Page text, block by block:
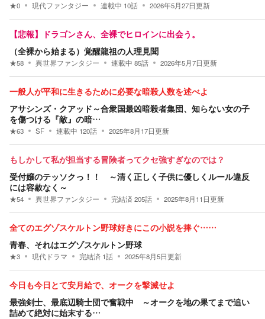
★0 現代ファンタジー 連載中 10話 2026年5月27日更新
【悲報】ドラゴンさん、全裸でヒロインに出会う。
（全裸から始まる）覚醒龍祖の人理見聞
★58 異世界ファンタジー 連載中 85話 2026年5月7日更新
一般人が平和に生きるために必要な暗殺人数を述べよ
アサシンズ・クアッド～合衆国最凶暗殺者集団、知らない女の子
を傷つける『敵』の暗…
★63 SF 連載中 120話 2025年8月17日更新
もしかして私が担当する冒険者ってクセ強すぎなのでは？
受付嬢のテッソクっ！！ ～清く正しく子供に優しくルール違反
には容赦なく～
★54 異世界ファンタジー 完結済205話 2025年8月11日更新
全てのエグゾスケルトン野球好きにこの小説を捧ぐ……
青春、それはエグゾスケルトン野球
★3 現代ドラマ 完結済 1話 2025年8月5日更新
今日も今日とて安月給で、オークを撃滅せよ
最強剣士、最底辺騎士団で奮戦中 ～オークを地の果てまで追い
詰めて絶対に始末する…